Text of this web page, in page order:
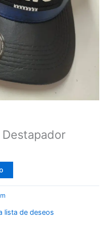
lista de deseos